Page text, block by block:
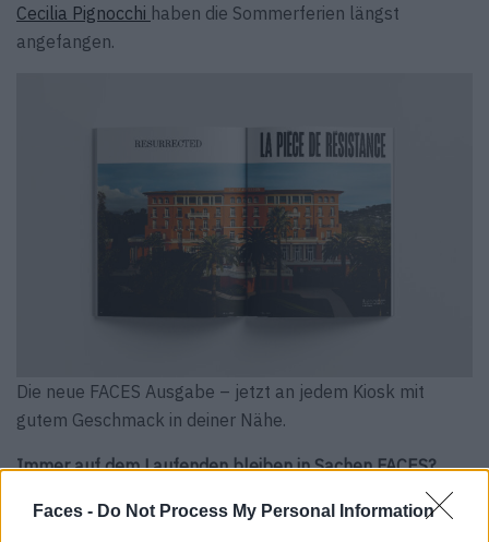
Faces - Do Not Process My Personal Information
Cecilia Pignocchi haben die Sommerferien längst
angefangen.
Die neue FACES Ausgabe – jetzt an jedem Kiosk mit
gutem Geschmack in deiner Nähe.
Immer auf dem Laufenden bleiben in Sachen FACES?